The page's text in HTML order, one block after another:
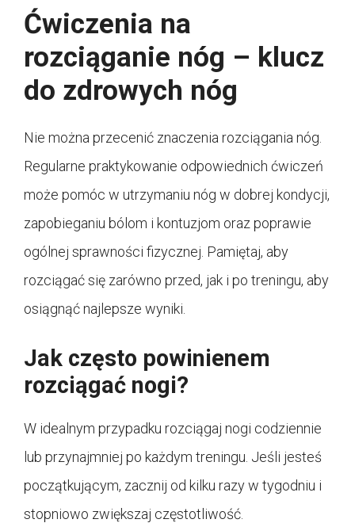
Ćwiczenia na
rozciąganie nóg – klucz
do zdrowych nóg
Nie można przecenić znaczenia rozciągania nóg.
Regularne praktykowanie odpowiednich ćwiczeń
może pomóc w utrzymaniu nóg w dobrej kondycji,
zapobieganiu bólom i kontuzjom oraz poprawie
ogólnej sprawności fizycznej. Pamiętaj, aby
rozciągać się zarówno przed, jak i po treningu, aby
osiągnąć najlepsze wyniki.
Jak często powinienem
rozciągać nogi?
W idealnym przypadku rozciągaj nogi codziennie
lub przynajmniej po każdym treningu. Jeśli jesteś
początkującym, zacznij od kilku razy w tygodniu i
stopniowo zwiększaj częstotliwość.